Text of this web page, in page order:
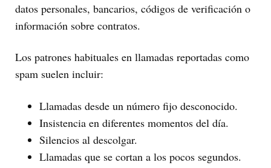
datos personales, bancarios, códigos de verificación o
información sobre contratos.
Los patrones habituales en llamadas reportadas como
spam suelen incluir:
Llamadas desde un número fijo desconocido.
Insistencia en diferentes momentos del día.
Silencios al descolgar.
Llamadas que se cortan a los pocos segundos.